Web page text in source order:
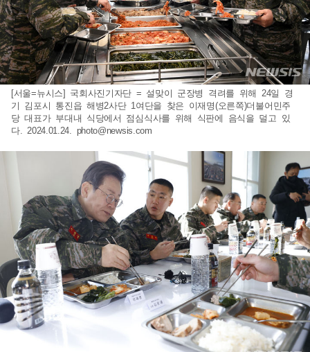
[서울=뉴시스] 국회사진기자단 = 설맞이 군장병 격려를 위해 24일 경
기 김포시 통진읍 해병2사단 1여단을 찾은 이재명(오른쪽)더불어민주
당 대표가 부대내 식당에서 점심식사를 위해 식판에 음식을 덜고 있
다. 2024.01.24. photo@newsis.com